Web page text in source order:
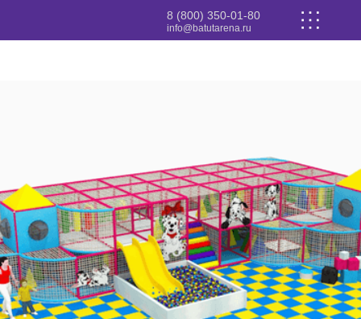
8 (800) 350-01-80
info@batutarena.ru